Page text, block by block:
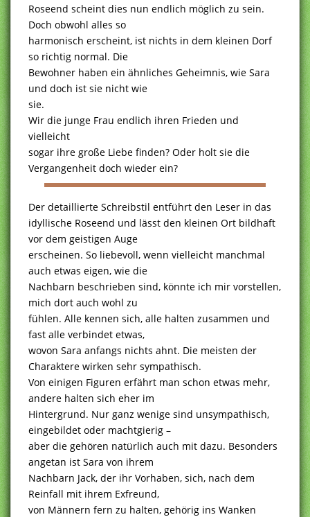
Roseend scheint dies nun endlich möglich zu sein.
Doch obwohl alles so
harmonisch erscheint, ist nichts in dem kleinen Dorf
so richtig normal. Die
Bewohner haben ein ähnliches Geheimnis, wie Sara
und doch ist sie nicht wie
sie.
Wir die junge Frau endlich ihren Frieden und
vielleicht
sogar ihre große Liebe finden? Oder holt sie die
Vergangenheit doch wieder ein?
Der detaillierte Schreibstil entführt den Leser in das
idyllische Roseend und lässt den kleinen Ort bildhaft
vor dem geistigen Auge
erscheinen. So liebevoll, wenn vielleicht manchmal
auch etwas eigen, wie die
Nachbarn beschrieben sind, könnte ich mir vorstellen,
mich dort auch wohl zu
fühlen. Alle kennen sich, alle halten zusammen und
fast alle verbindet etwas,
wovon Sara anfangs nichts ahnt. Die meisten der
Charaktere wirken sehr sympathisch.
Von einigen Figuren erfährt man schon etwas mehr,
andere halten sich eher im
Hintergrund. Nur ganz wenige sind unsympathisch,
eingebildet oder machtgierig –
aber die gehören natürlich auch mit dazu. Besonders
angetan ist Sara von ihrem
Nachbarn Jack, der ihr Vorhaben, sich, nach dem
Reinfall mit ihrem Exfreund,
von Männern fern zu halten, gehörig ins Wanken